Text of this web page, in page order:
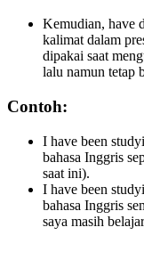
Kemudian, have
kalimat dalam
dipakai saat
lalu namun tetap
Contoh:
I have been
bahasa Inggris
saat ini).
I have been
bahasa Inggris
saya masih